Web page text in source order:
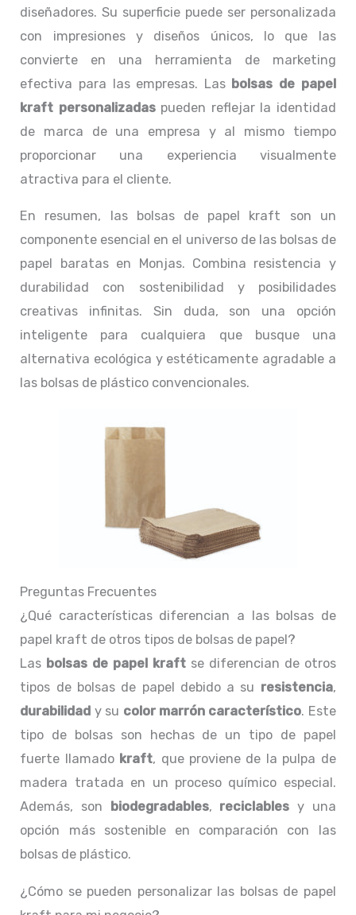
diseñadores. Su superficie puede ser personalizada
con impresiones y diseños únicos, lo que las
convierte en una herramienta de marketing
efectiva para las empresas. Las bolsas de papel
kraft personalizadaspueden reflejar la identidad
de marca de una empresa y al mismo tiempo
proporcionar una experiencia visualmente
atractiva para el cliente.
En resumen, las bolsas de papel kraft son un
componente esencial en el universo de las bolsas de
papel baratas en Monjas. Combina resistencia y
durabilidad con sostenibilidad y posibilidades
creativas infinitas. Sin duda, son una opción
inteligente para cualquiera que busque una
alternativa ecológica y estéticamente agradable a
las bolsas de plástico convencionales.
Preguntas Frecuentes
¿Qué características diferencian a las bolsas de
papel kraft de otros tipos de bolsas de papel?
Las bolsas de papel kraft se diferencian de otros
tipos de bolsas de papel debido a su resistencia,
durabilidad y su color marrón característico. Este
tipo de bolsas son hechas de un tipo de papel
fuerte llamado kraft, que proviene de la pulpa de
madera tratada en un proceso químico especial.
Además, son biodegradables, reciclables y una
opción más sostenible en comparación con las
bolsas de plástico.
¿Cómo se pueden personalizar las bolsas de papel